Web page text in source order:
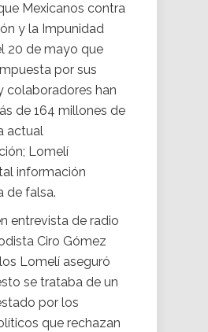
Mexicanos contra
y la Impunidad
20 de mayo que
por sus
colaboradores han
de 164 millones de
actual
Lomelí
información
de falsa.
entrevista de radio
Ciro Gómez
Lomelí aseguró
se trataba de un
por los
que rechazan